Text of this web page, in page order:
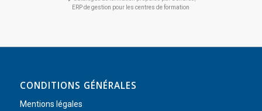
ERP de gestion pour les centres de formation
CONDITIONS GÉNÉRALES
Mentions légales